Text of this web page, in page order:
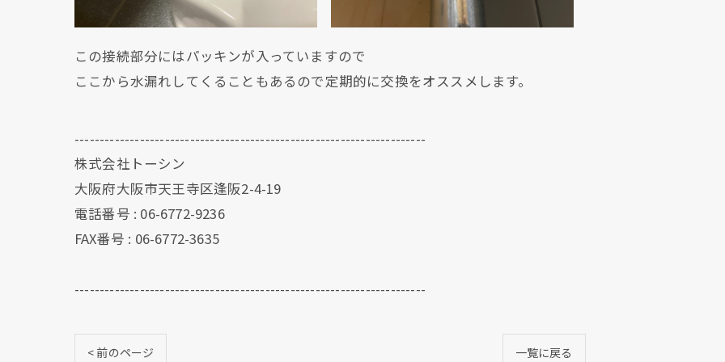
この接続部分にはパッキンが入っていますので
ここから水漏れしてくることもあるので定期的に交換をオススメします。
----------------------------------------------------------------------
株式会社トーシン
大阪府大阪市天王寺区逢阪2-4-19
電話番号 : 06-6772-9236
FAX番号 : 06-6772-3635
----------------------------------------------------------------------
< 前のページ 一覧に戻る